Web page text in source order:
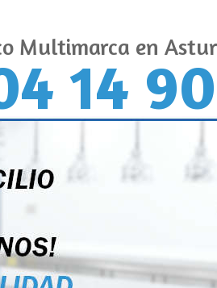
Multimarca en
14 90